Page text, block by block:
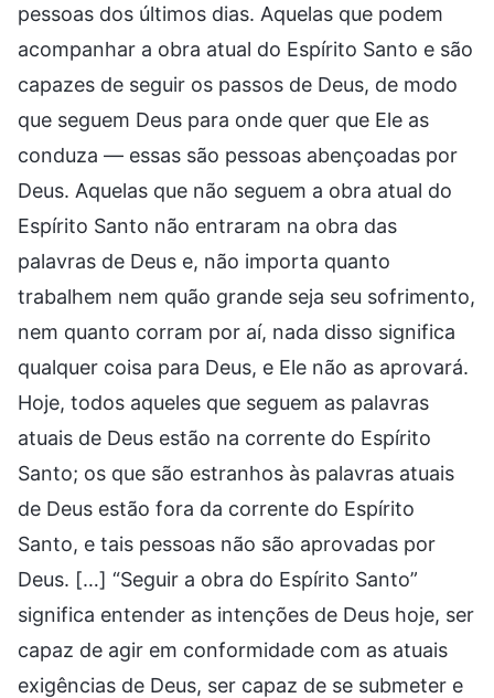
pessoas dos últimos dias. Aquelas que podem
acompanhar a obra atual do Espírito Santo e são
capazes de seguir os passos de Deus, de modo
que seguem Deus para onde quer que Ele as
conduza — essas são pessoas abençoadas por
Deus. Aquelas que não seguem a obra atual do
Espírito Santo não entraram na obra das
palavras de Deus e, não importa quanto
trabalhem nem quão grande seja seu sofrimento,
nem quanto corram por aí, nada disso significa
qualquer coisa para Deus, e Ele não as aprovará.
Hoje, todos aqueles que seguem as palavras
atuais de Deus estão na corrente do Espírito
Santo; os que são estranhos às palavras atuais
de Deus estão fora da corrente do Espírito
Santo, e tais pessoas não são aprovadas por
Deus. […] “Seguir a obra do Espírito Santo”
significa entender as intenções de Deus hoje, ser
capaz de agir em conformidade com as atuais
exigências de Deus, ser capaz de se submeter e